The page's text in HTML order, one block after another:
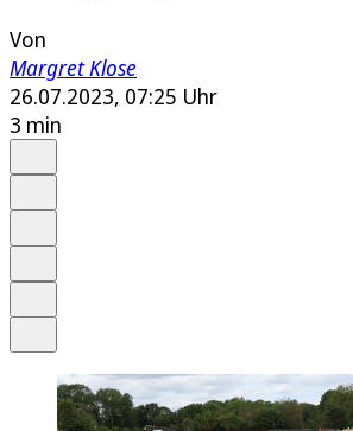
Von
Margret Klose
26.07.2023, 07:25 Uhr
3 min